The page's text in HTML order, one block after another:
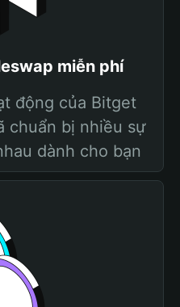
miễn phí
động của Bitget
chuẩn bị nhiều sự
dành cho bạn